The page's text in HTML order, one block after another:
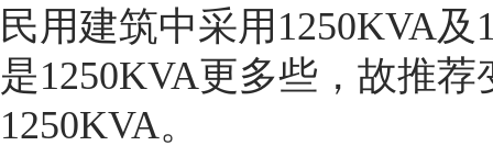
民用建筑中采用1250KVA
是1250KVA更多些，故推
1250KVA。